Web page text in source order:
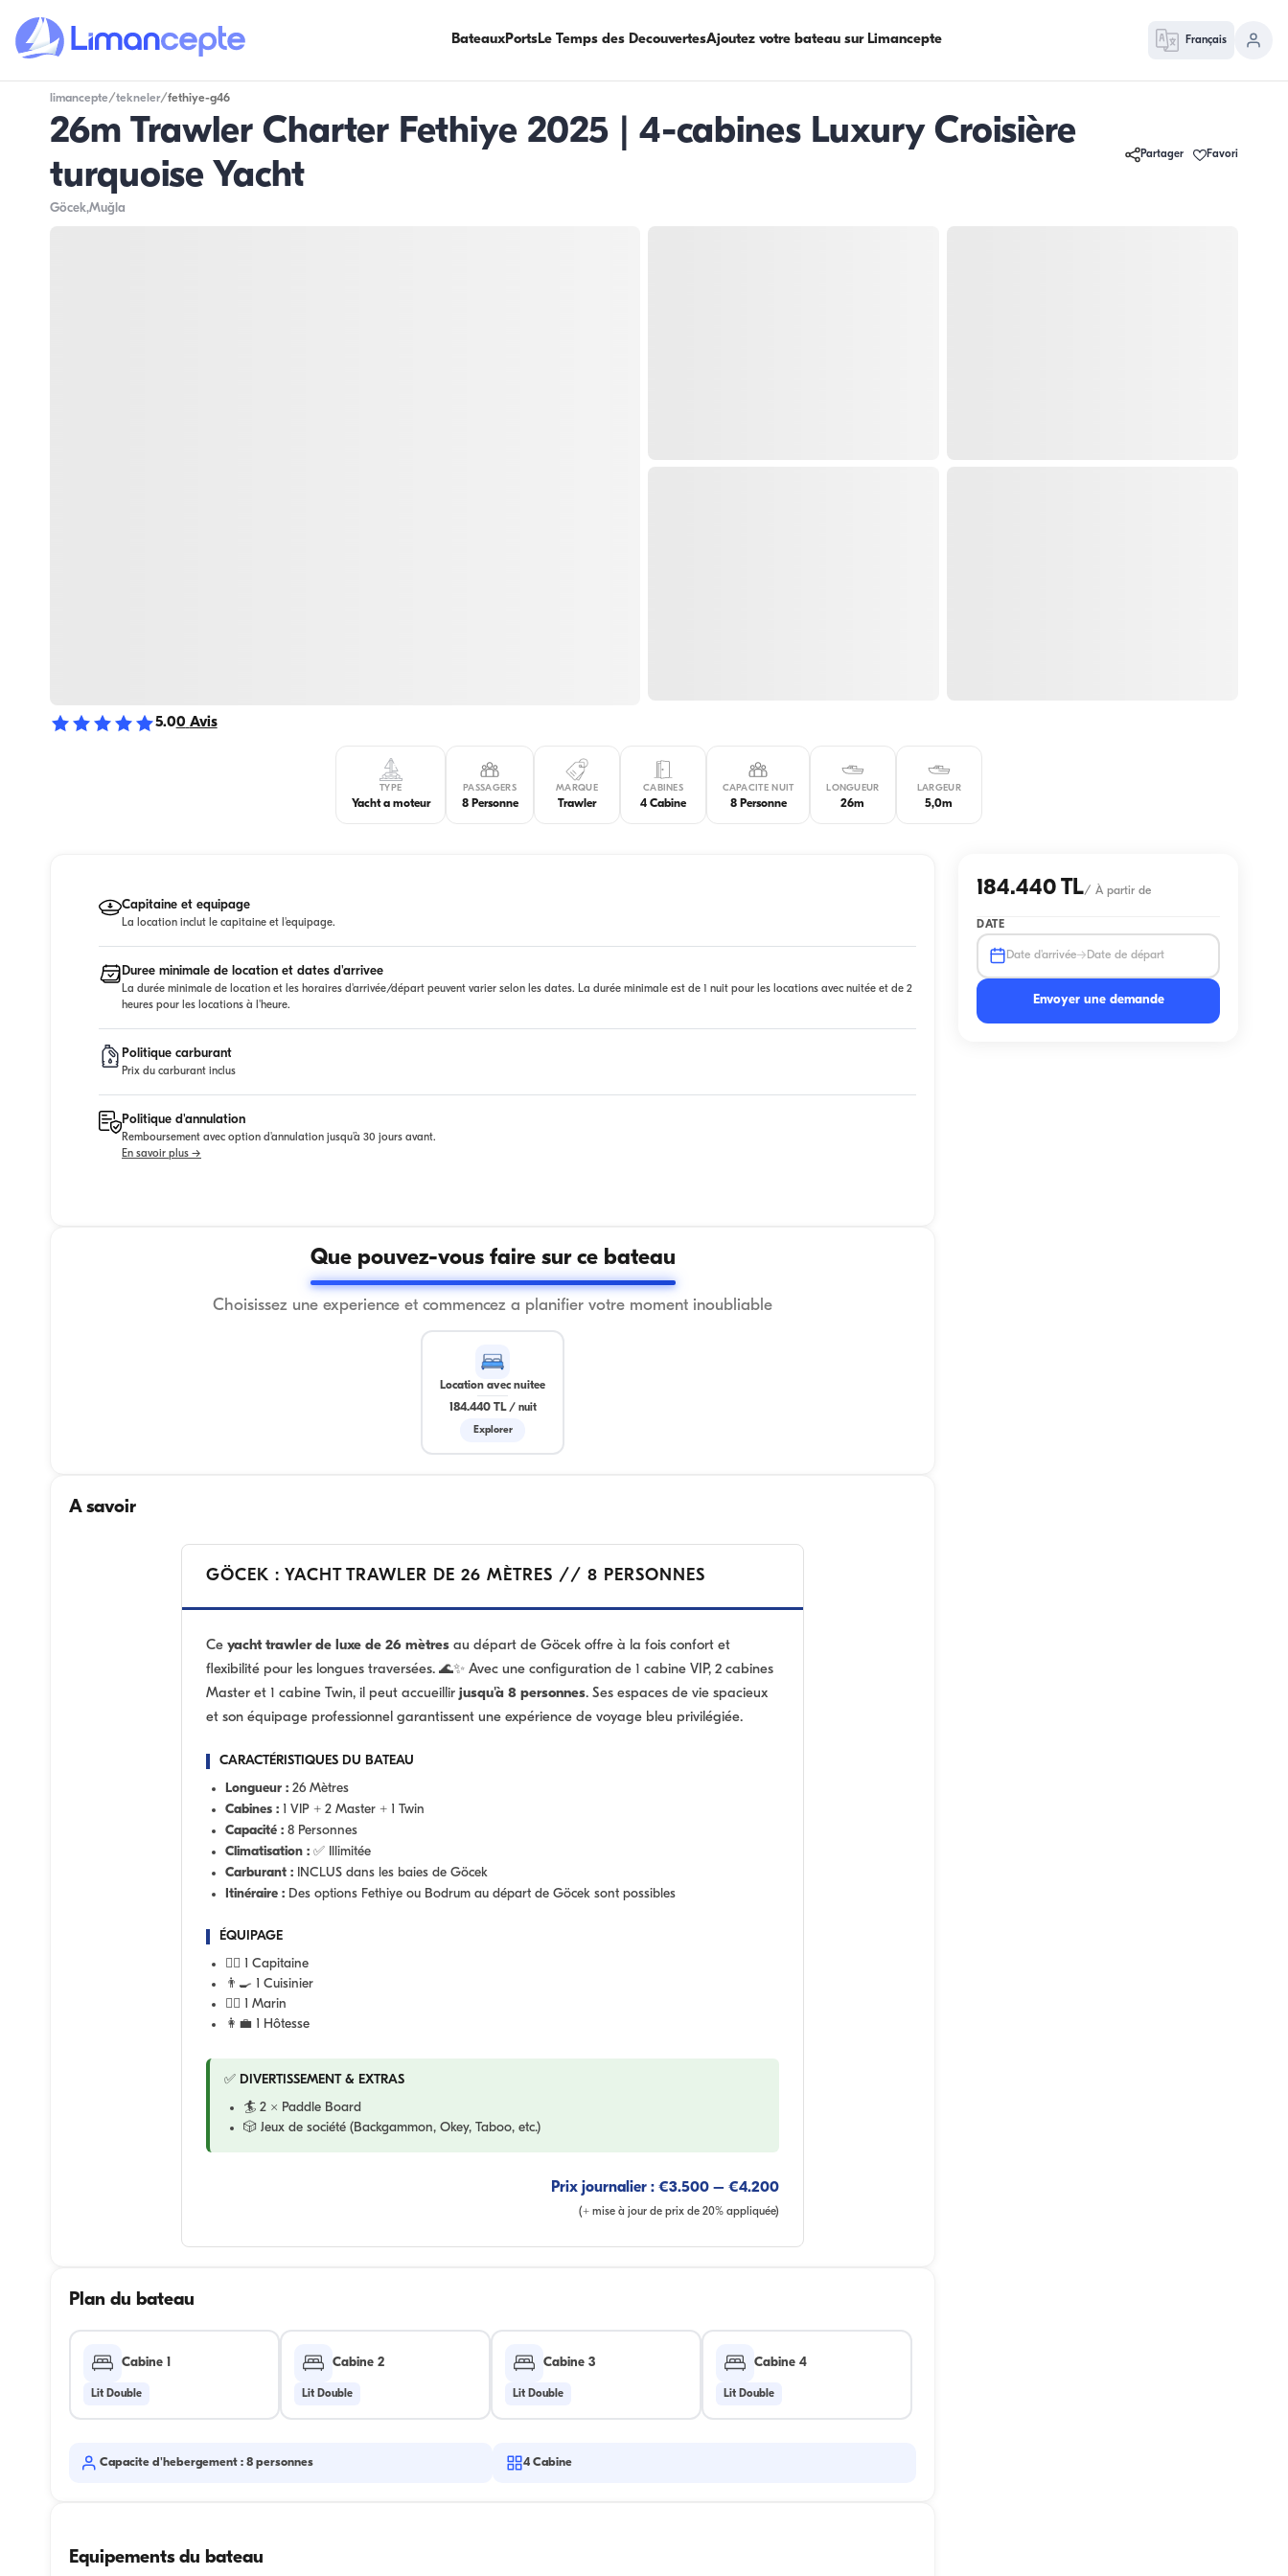
BateauxPortsLe Temps des DecouvertesAjoutez votre bateau sur Limancepte Français
limancepte/tekneler/fethiye-g46
26m Trawler Charter Fethiye 2025 | 4-cabines Luxury Croisière
turquoise Yacht
Partager Favori
Göcek,Muğla
5.00 Avis
TYPE
Yacht a moteur
PASSAGERS
8 Personne
MARQUE
Trawler
CABINES
4 Cabine
CAPACITE NUIT
8 Personne
LONGUEUR
26m
LARGEUR
5,0m
Capitaine et equipage
La location inclut le capitaine et l'equipage.
Duree minimale de location et dates d'arrivee
La durée minimale de location et les horaires d'arrivée/départ peuvent varier selon les dates. La durée minimale est de 1 nuit pour les locations avec nuitée et de 2
heures pour les locations à l'heure.
Politique carburant
Prix du carburant inclus
Politique d'annulation
Remboursement avec option d'annulation jusqu'à 30 jours avant.
En savoir plus →
Que pouvez-vous faire sur ce bateau
Choisissez une experience et commencez a planifier votre moment inoubliable
Location avec nuitee
184.440 TL/ nuit
Explorer
A savoir
GÖCEK : YACHT TRAWLER DE 26 MÈTRES // 8 PERSONNES
Ce yacht trawler de luxe de 26 mètres au départ de Göcek offre à la fois confort et
flexibilité pour les longues traversées. 🌊✨ Avec une configuration de 1 cabine VIP, 2 cabines
Master et 1 cabine Twin, il peut accueillir jusqu'à 8 personnes. Ses espaces de vie spacieux
et son équipage professionnel garantissent une expérience de voyage bleu privilégiée.
CARACTÉRISTIQUES DU BATEAU
Longueur : 26 Mètres
Cabines : 1 VIP + 2 Master + 1 Twin
Capacité : 8 Personnes
Climatisation : ✅ Illimitée
Carburant : INCLUS dans les baies de Göcek
Itinéraire : Des options Fethiye ou Bodrum au départ de Göcek sont possibles
ÉQUIPAGE
👨‍✈️ 1 Capitaine
👨‍🍳 1 Cuisinier
🧑‍✈️ 1 Marin
👩‍💼 1 Hôtesse
✅ DIVERTISSEMENT & EXTRAS
🏄 2 x Paddle Board
🎲 Jeux de société (Backgammon, Okey, Taboo, etc.)
Prix journalier : €3.500 – €4.200
(+ mise à jour de prix de 20% appliquée)
Plan du bateau
Cabine 1
Lit Double
Cabine 2
Lit Double
Cabine 3
Lit Double
Cabine 4
Lit Double
Capacite d'hebergement : 8 personnes 4 Cabine
Equipements du bateau
184.440 TL/ À partir de
DATE
Date d'arrivée→ Date de départ
Envoyer une demande